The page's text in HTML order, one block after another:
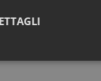
dalla legge
dal